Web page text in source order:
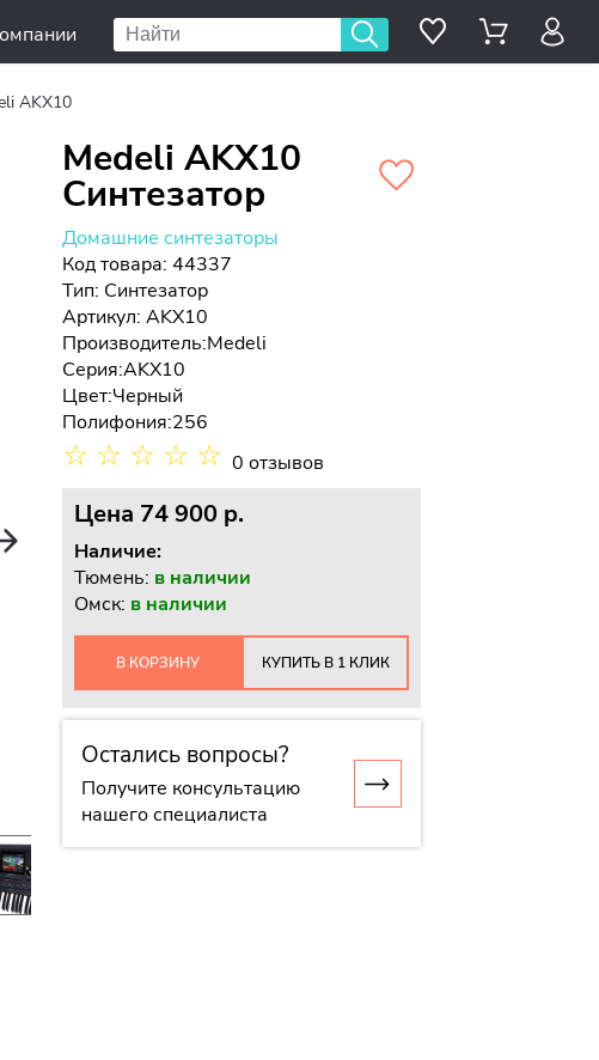
AKX10
Medeli AKX10
Синтезатор
Домашние синтезаторы
Код товара: 44337
Тип: Синтезатор
Артикул: AKX10
Производитель:Medeli
Серия:AKX10
Цвет:Черный
Полифония:256
☆ ☆ ☆ ☆ ☆ 0 отзывов
Цена 74 900 p.
Наличие:
Тюмень: в наличии
Омск: в наличии
В КОРЗИНУ КУПИТЬ В 1 КЛИК
Остались вопросы?
Получите консультацию
нашего специалиста